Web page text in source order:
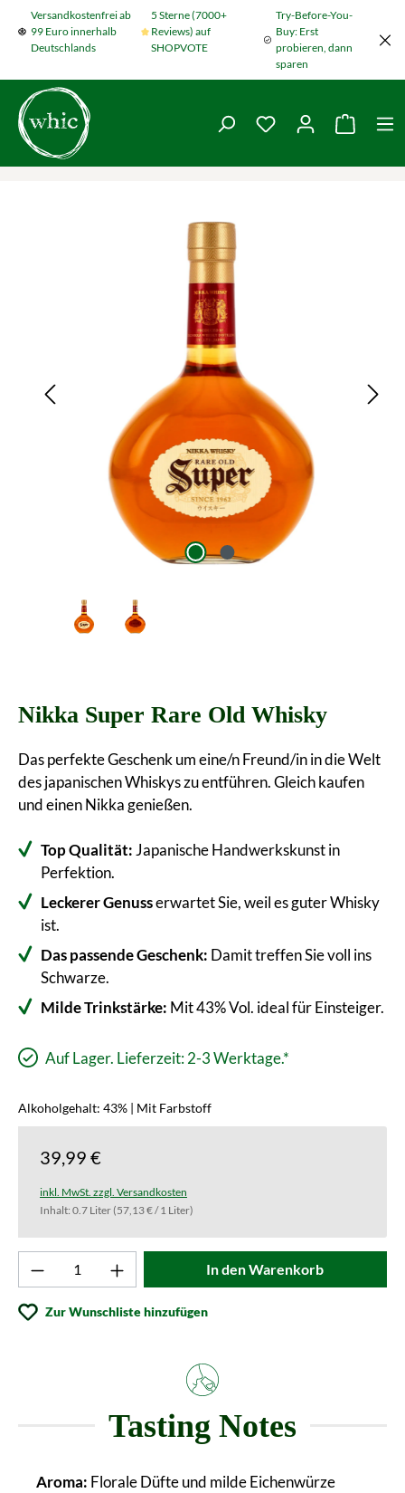
Zum Hauptinhalt springen
Versandkostenfrei ab
99 Euro innerhalb
Deutschlands
5 Sterne (7000+
Reviews) auf
SHOPVOTE
Try-Before-You-
Buy: Erst
probieren, dann
sparen
Du hast 0
Bildergalerie überspringen
Nikka Super Rare Old Whisky
Das perfekte Geschenk um eine/n Freund/in in die Welt
des japanischen Whiskys zu entführen. Gleich kaufen
und einen Nikka genießen.
Top Qualität: Japanische Handwerkskunst in
Perfektion.
Leckerer Genusserwartet Sie, weil es guter Whisky
ist.
Das passende Geschenk: Damit treffen Sie voll ins
Schwarze.
Milde Trinkstärke: Mit 43% Vol. ideal für Einsteiger.
Auf Lager. Lieferzeit: 2-3 Werktage.*
Alkoholgehalt: 43% | Mit Farbstoff
39,99 €
inkl. MwSt. zzgl. Versandkosten
Inhalt: 0.7 Liter(57,13 € / 1 Liter)
Produkt Anzahl: Gib den gewünschten
In den Warenkorb
Zur Wunschliste hinzufügen
Tasting Notes
Aroma: Florale Düfte und milde Eichenwürze